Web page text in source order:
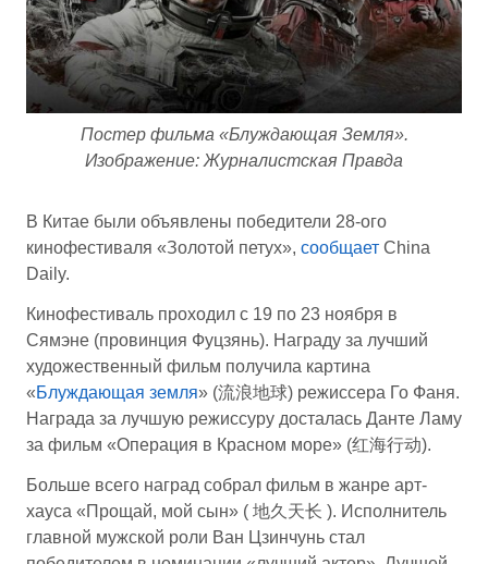
Постер фильма «Блуждающая Земля».
Изображение: Журналистская Правда
В Китае были объявлены победители 28-ого
кинофестиваля «Золотой петух», сообщает China
Daily.
Кинофестиваль проходил с 19 по 23 ноября в
Сямэне (провинция Фуцзянь). Награду за лучший
художественный фильм получила картина
«Блуждающая земля» (流浪地球) режиссера Го Фаня.
Награда за лучшую режиссуру досталась Данте Ламу
за фильм «Операция в Красном море» (红海行动).
Больше всего наград собрал фильм в жанре арт-
хауса «Прощай, мой сын» ( 地久天长 ). Исполнитель
главной мужской роли Ван Цзинчунь стал